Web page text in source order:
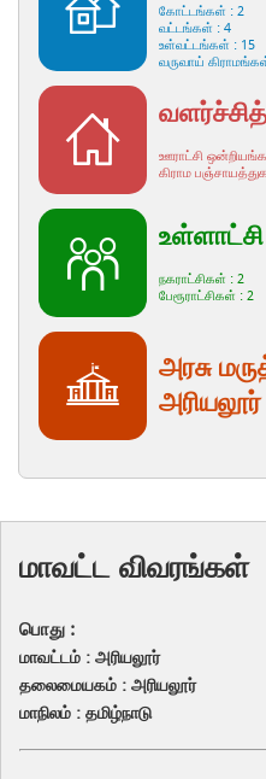
கோட்டங்கள் : 2
வட்டங்கள் : 4
உள்வட்டங்கள் : 15
வருவாய்
ஊராட்சி
கிராம
நகராட்சிகள் : 2
பேரூராட்சிகள் : 2
அரசு
அரியலூர்
மாவட்ட விவரங்கள்
பொது :
மாவட்டம் : அரியலூர்
தலைமையகம் : அரியலூர்
மாநிலம் : தமிழ்நாடு